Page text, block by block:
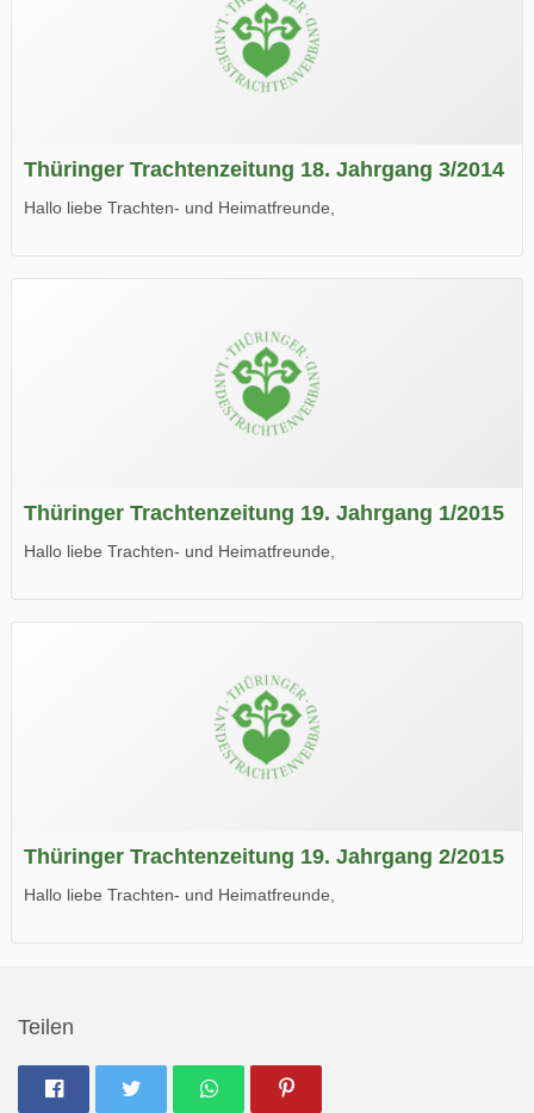
Thüringer Trachtenzeitung 18. Jahrgang 3/2014
Hallo liebe Trachten- und Heimatfreunde,
Wir wünschen Euch viel Spaß beim Lesen.
Thüringer Trachtenzeitung 19. Jahrgang 1/2015
Hallo liebe Trachten- und Heimatfreunde,
Wir wünschen Euch viel Spaß beim Lesen.
Thüringer Trachtenzeitung 19. Jahrgang 2/2015
Hallo liebe Trachten- und Heimatfreunde,
Teilen